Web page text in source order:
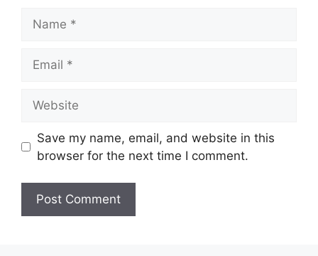
Save my name, email, and website in this
browser for the next time I comment.